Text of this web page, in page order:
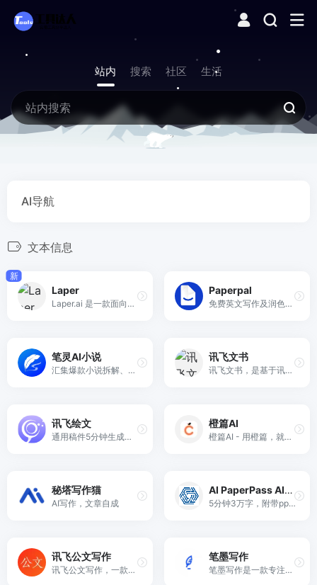
站内 搜索 社区 生活
AI导航
文本信息
新
Laper
Laper.ai 是一款面向影视剧本创作与协作的 AI 平台，通过人工智能辅助编剧从创意构思到结构化剧本输出，提供剧情管理、场景划分等工具，同时支持多人实时协同编辑与团队协作，帮助影视创作者和制作团队提升创作效率并优化创作流程。
Paperpal
免费英文写作及润色AI工具，兼备翻译及投稿检查等强大功能，大幅节省写作时长
笔灵AI小说
汇集爆款小说拆解、小说大纲一键生成、200+小说生成器、总结网文大神写作公式、精选小说资料库。
讯飞文书
讯飞文书，是基于讯飞星火大模型进行文书数据定制训练，面向文书写作群体推出的一款AI材料写作平台。
讯飞绘文
通用稿件5分钟生成，深度稿件编辑效率翻番。一站式高效运营，全流程智能优化。
橙篇AI
橙篇AI - 用橙篇，就成了
秘塔写作猫
AI写作，文章自成
AI PaperPass AI论文
5分钟3万字，附带ppt，开题报告，40篇真实参考文献，查重超过10%退费！
讯飞公文写作
讯飞公文写作，一款依托于科大讯飞星火大模型技术的AI公文写作助手。讯飞公文提供免费海量素材库，支持公文一键生成、及校对、润色、改写、扩写、续写服务。帮助广大公文专撰稿人高效完成工作总结、心得体会、调研报告、通知公告、讲话稿、请示等各类公文材料的创作，免费使用，简单便捷高效。
笔墨写作
笔墨写作是一款专注于各种文体写作的智能AI创作平台，提供全面的写作、校对、润色、资料库及模板服务。无论是公职人员、事业单位、国企人员、还是医院、学校等机构，笔墨公文都能帮助您高效完成述职报告、工作总结、心得体会、调研报告、年终总结等各类公文材料的创作。